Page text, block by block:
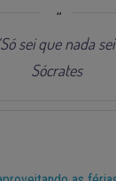
sei que nada
Sócrates